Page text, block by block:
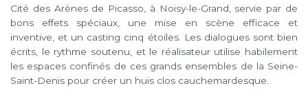
Cité des Arènes de Picasso, à Noisy-le-Grand, servie par de
bons effets spéciaux, une mise en scène efficace et
inventive, et un casting cinq étoiles. Les dialogues sont bien
écrits, le rythme soutenu, et le réalisateur utilise habilement
les espaces confinés de ces grands ensembles de la Seine-
Saint-Denis pour créer un huis clos cauchemardesque.